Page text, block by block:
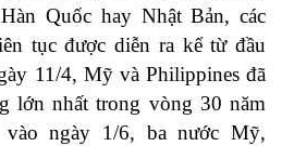
Quốc hay Nhật Bản, các
tục được diễn ra kể từ đầu
11/4, Mỹ và Philippines đã
lớn nhất trong vòng 30 năm
ngày 1/6, ba nước Mỹ,